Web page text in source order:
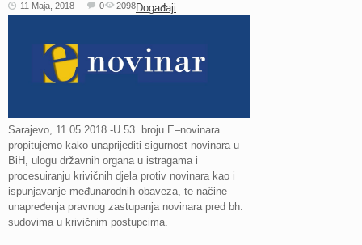
11 Maja, 2018 Događaji
0 2098
Sarajevo, 11.05.2018.-U 53. broju E–novinara
propitujemo kako unaprijediti sigurnost novinara u
BiH, ulogu državnih organa u istragama i
procesuiranju krivičnih djela protiv novinara kao i
ispunjavanje međunarodnih obaveza, te načine
unapređenja pravnog zastupanja novinara pred bh.
sudovima u krivičnim postupcima.